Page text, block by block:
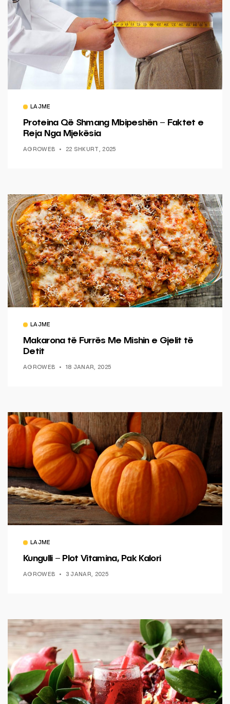
LAJME
Proteina Që Shmang Mbipeshën – Faktet e
Reja Nga Mjekësia
AGROWEB 22 SHKURT, 2025
LAJME
Makarona të Furrës Me Mishin e Gjelit të
Detit
AGROWEB 18 JANAR, 2025
LAJME
Kungulli – Plot Vitamina, Pak Kalori
AGROWEB 3 JANAR, 2025